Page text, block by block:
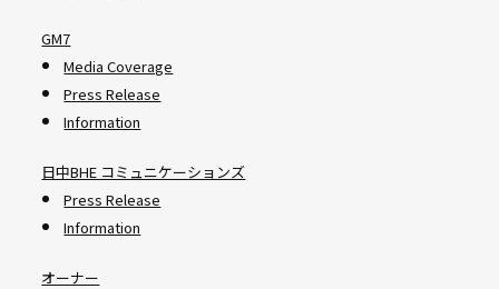
GM7
Media Coverage
Press Release
Information
日中BHE コミュニケーションズ
Press Release
Information
オーナー